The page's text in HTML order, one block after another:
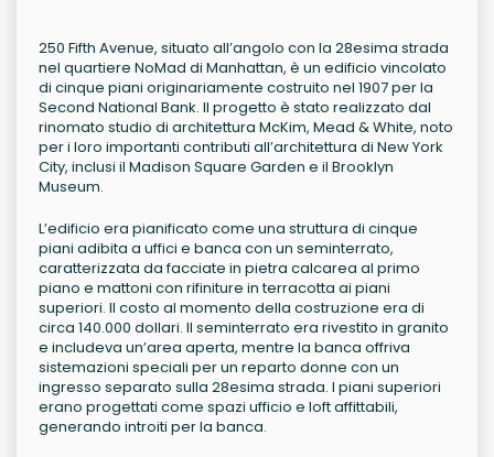
250 Fifth Avenue, situato all’angolo con la 28esima strada
nel quartiere NoMad di Manhattan, è un edificio vincolato
di cinque piani originariamente costruito nel 1907 per la
Second National Bank. Il progetto è stato realizzato dal
rinomato studio di architettura McKim, Mead & White, noto
per i loro importanti contributi all’architettura di New York
City, inclusi il Madison Square Garden e il Brooklyn
Museum.
L’edificio era pianificato come una struttura di cinque
piani adibita a uffici e banca con un seminterrato,
caratterizzata da facciate in pietra calcarea al primo
piano e mattoni con rifiniture in terracotta ai piani
superiori. Il costo al momento della costruzione era di
circa 140.000 dollari. Il seminterrato era rivestito in granito
e includeva un’area aperta, mentre la banca offriva
sistemazioni speciali per un reparto donne con un
ingresso separato sulla 28esima strada. I piani superiori
erano progettati come spazi ufficio e loft affittabili,
generando introiti per la banca.